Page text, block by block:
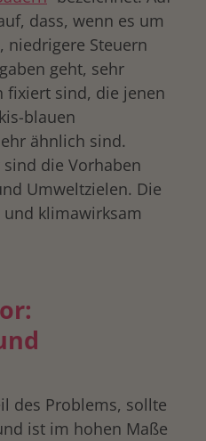
dass, wenn es um
niedrigere Steuern
geht, sehr
fixiert sind, die jenen
blauen
ähnlich sind.
die Vorhaben
Umweltzielen. Die
und klimawirksam
des Problems, sollte
ist im hohen Maße